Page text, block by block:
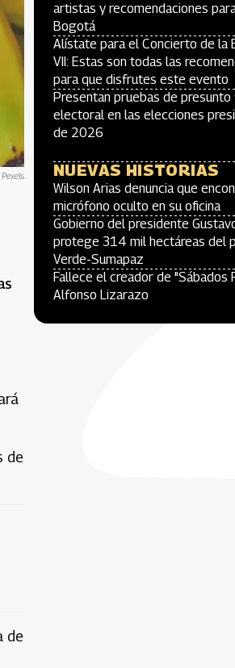
de
de
artistas y recomendaciones
Bogotá
Alístate para el Concierto de la
VII: Estas son todas las
para que disfrutes este evento
Presentan pruebas de presunto
electoral en las elecciones
de 2026
NUEVAS HISTORIAS
Wilson Arias denuncia que
micrófono oculto en su oficina
Gobierno del presidente
protege 314 mil hectáreas del
Verde-Sumapaz
Fallece el creador de "Sábados
Alfonso Lizarazo